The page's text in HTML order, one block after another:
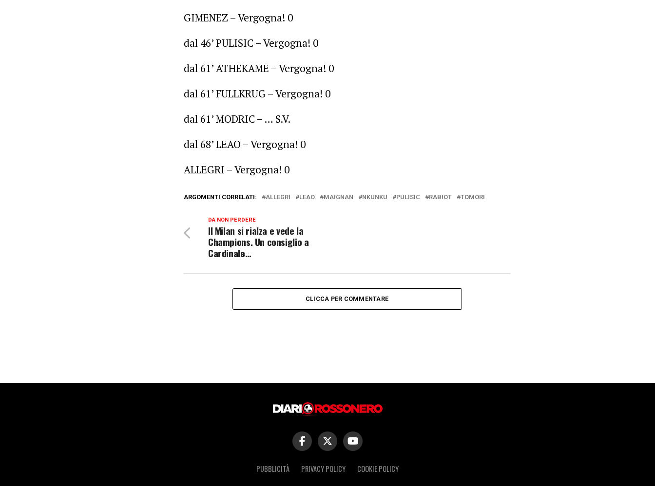
GIMENEZ – Vergogna! 0
dal 46’ PULISIC – Vergogna! 0
dal 61’ ATHEKAME – Vergogna! 0
dal 61’ FULLKRUG – Vergogna! 0
dal 61’ MODRIC – … S.V.
dal 68’ LEAO – Vergogna! 0
ALLEGRI – Vergogna! 0
ARGOMENTI CORRELATI: ALLEGRI LEAO MAIGNAN NKUNKU PULISIC RABIOT TOMORI
DA NON PERDERE
Il Milan si rialza e vede la
Champions. Un consiglio a
Cardinale…
CLICCA PER COMMENTARE
PUBBLICITÀ PRIVACY POLICY COOKIE POLICY